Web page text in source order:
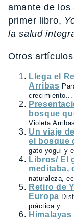
amante de los
primer libro,
la salud
Otros
Llega el
Arribas
crecimiento...
bosque
Violeta
Un viaje
el bosque
gato yogui y
Libros/ El
meditaba,
naturaleza,
Retiro de
Europa
práctica y...